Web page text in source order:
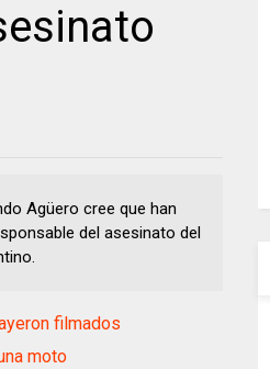
Agüero cree que han
del asesinato del
filmados
moto